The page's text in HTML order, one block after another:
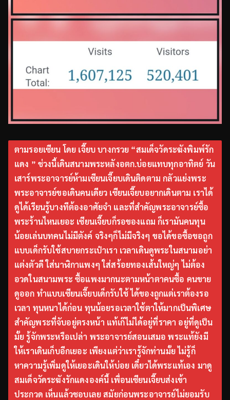
ตามรอยเซียน โดย เจี๊ยบ บางกรวย “สมเด็จวัดระฆังพิมพ์รัก
แดง ” ช่วงนี้เดินสนามพระหลังอตก.บ่อยแทบทุกอาทิตย์ วัน
เสาร์พระอาจารย์ห้ามเซียนเจี๊ยบเดินติดตาม กลัวแย่งพระ
พระอาจารย์ขอเดินคนเดียว เซียนเจี๊ยบอยากเดินตาม เราได้
ดูได้เรียนรู้บางทีต้องอาศัยจำ และที่สำคัญพระอาจารย์ซื้อ
พระร้านไหนเยอะ เซียนเจี๊ยบก็รอของแถม ก็เรามันคนทุน
น้อยเล่นบทคนไม่มีตังค์ จริงๆก็ไม่มีจริงๆ ขอได้ขอซื้อขอถูก
แบบเด็กรับใช้สบายกระเป๋าเรา เวลาเดินดูพระในสนามอย่า
แต่งตัวดี ใส่นาฬิกาแพงๆ ใส่สร้อยทองเส้นใหญ่ๆ ไม่ต้อง
อวดในสนามพระ ซื้อแพงมากนะตามหน้าตาคนซื้อ คนขาย
ดูออก ทำแบบเซียนเจี๊ยบเด็กรับใช้ ได้ของถูกแต่เราต้องรอ
เวลา ทุนหนาได้ก่อน ทุนน้อยรอเวลาใช้ตาให้มากเป็นพิเศษ
สำคัญพระที่จับอยู่ตรงหน้า แท้เก๊ไม่ได้อยู่ที่ราคา อยู่ที่ดูเป็น
มั้ย รู้จักพระหรือเปล่า พระอาจารย์สอนเสมอ พระแท้ยังมี
ให้เราเดินเก็บอีกเยอะ เพียงแต่ว่าเรารู้จักท่านมั้ย ไม่รู้ก็
หาความรู้เพิ่มดูให้เยอะเดินให้บ่อย เดี๋ยวได้พระแท้เอง มาดู
สมเด็จวัดระฆังรักแดงองค์นี้ เพื่อนเซียนเจี๊ยบส่งเข้า
ประกวด เห็นแล้วชอบเลย สมัยก่อนพระอาจารย์ไม่ยอมรับ